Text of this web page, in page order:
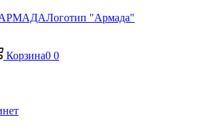
Логотип "Армада"
Корзина0 0